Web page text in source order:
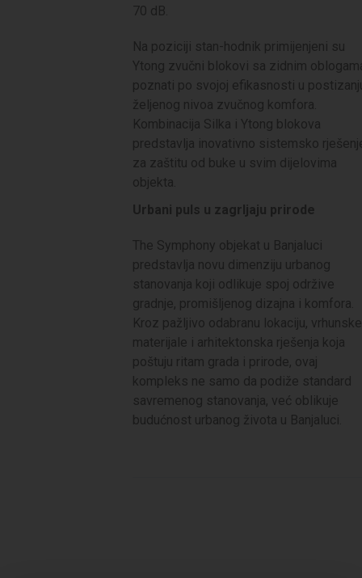
70 dB.
Na poziciji stan-hodnik primijenjeni su
Ytong zvučni blokovi sa zidnim
poznati po svojoj efikasnosti u
željenog nivoa zvučnog komfora.
Kombinacija Silka i Ytong blokova
predstavlja inovativno sistemsko
za zaštitu od buke u svim dijelovima
objekta.
Urbani puls u zagrljaju prirode
The Symphony objekat u Banjaluci
predstavlja novu dimenziju urbanog
stanovanja koji odlikuje spoj održive
gradnje, promišljenog dizajna i komfora.
Kroz pažljivo odabranu lokaciju, vrhunske
materijale i arhitektonska rješenja koja
poštuju ritam grada i prirode, ovaj
kompleks ne samo da podiže standard
savremenog stanovanja, već oblikuje
budućnost urbanog života u Banjaluci.